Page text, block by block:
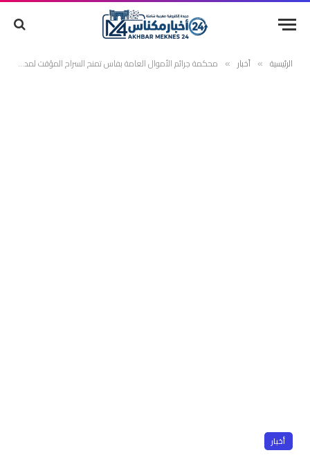
الرئيسية » أخبار » محكمة جرائم الأموال العامة بفاس تمنح السراح المؤقت لمدير المصالح بجماعة مكناس وموظفة بقسم الجبايات بذات الجماعة مقابل كفالة مالية
أخبار